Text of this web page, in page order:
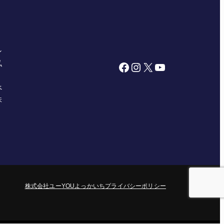
Facebook Instagram X YouTube
株式会社ユーYOUよっかいちプライバシーポリシー